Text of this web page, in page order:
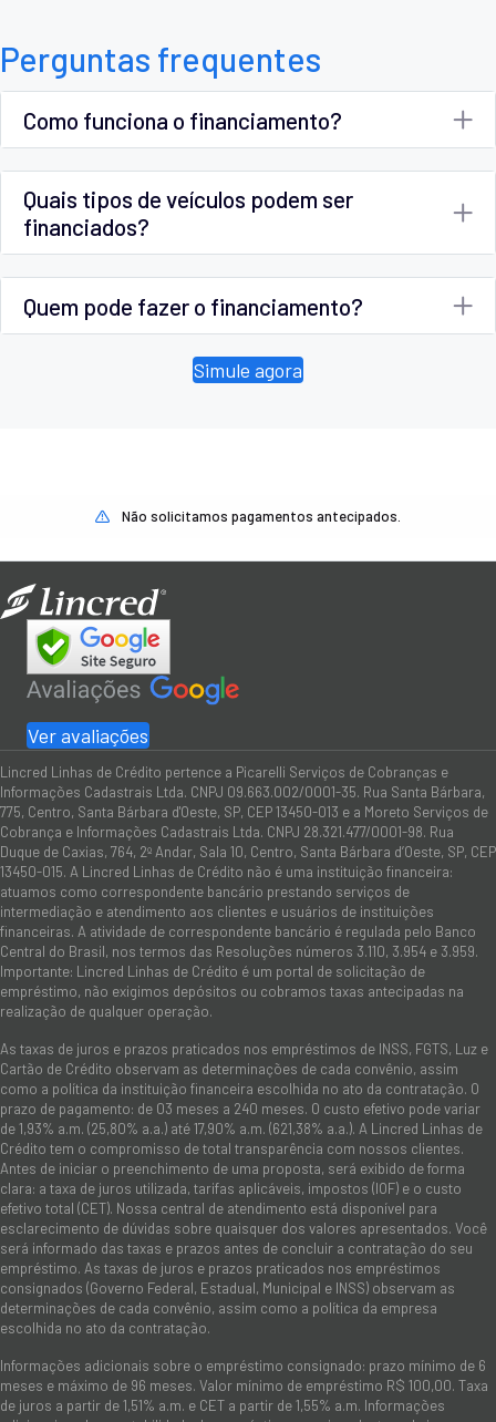
Perguntas frequentes
Como funciona o financiamento?
Quais tipos de veículos podem ser
financiados?
Quem pode fazer o financiamento?
Simule agora
Não solicitamos pagamentos antecipados.
Ver avaliações
Lincred Linhas de Crédito pertence a Picarelli Serviços de Cobranças e
Informações Cadastrais Ltda. CNPJ 09.663.002/0001-35. Rua Santa Bárbara,
775, Centro, Santa Bárbara d'Oeste, SP, CEP 13450-013 e a Moreto Serviços de
Cobrança e Informações Cadastrais Ltda. CNPJ 28.321.477/0001-98. Rua
Duque de Caxias, 764, 2º Andar, Sala 10, Centro, Santa Bárbara d’Oeste, SP, CEP
13450-015. A Lincred Linhas de Crédito não é uma instituição financeira:
atuamos como correspondente bancário prestando serviços de
intermediação e atendimento aos clientes e usuários de instituições
financeiras. A atividade de correspondente bancário é regulada pelo Banco
Central do Brasil, nos termos das Resoluções números 3.110, 3.954 e 3.959.
Importante: Lincred Linhas de Crédito é um portal de solicitação de
empréstimo, não exigimos depósitos ou cobramos taxas antecipadas na
realização de qualquer operação.
As taxas de juros e prazos praticados nos empréstimos de INSS, FGTS, Luz e
Cartão de Crédito observam as determinações de cada convênio, assim
como a política da instituição financeira escolhida no ato da contratação. O
prazo de pagamento: de 03 meses a 240 meses. O custo efetivo pode variar
de 1,93% a.m. (25,80% a.a.) até 17,90% a.m. (621,38% a.a.). A Lincred Linhas de
Crédito tem o compromisso de total transparência com nossos clientes.
Antes de iniciar o preenchimento de uma proposta, será exibido de forma
clara: a taxa de juros utilizada, tarifas aplicáveis, impostos (IOF) e o custo
efetivo total (CET). Nossa central de atendimento está disponível para
esclarecimento de dúvidas sobre quaisquer dos valores apresentados. Você
será informado das taxas e prazos antes de concluir a contratação do seu
empréstimo. As taxas de juros e prazos praticados nos empréstimos
consignados (Governo Federal, Estadual, Municipal e INSS) observam as
determinações de cada convênio, assim como a política da empresa
escolhida no ato da contratação.
Informações adicionais sobre o empréstimo consignado: prazo mínimo de 6
meses e máximo de 96 meses. Valor mínimo de empréstimo R$ 100,00. Taxa
de juros a partir de 1,51% a.m. e CET a partir de 1,55% a.m. Informações